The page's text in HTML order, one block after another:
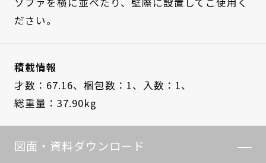
ださい。
積載情報
才数：67.16、 梱包数：1、
入数：1、
総重量：37.90kg
図面・資料ダウンロード